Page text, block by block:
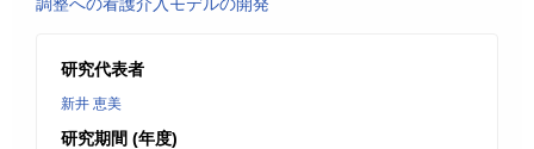
研究代表者
新井 恵美
研究期間 (年度)